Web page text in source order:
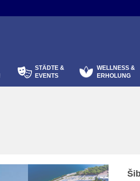
STÄDTE &
EVENTS
WELLNESS &
ERHOLUNG